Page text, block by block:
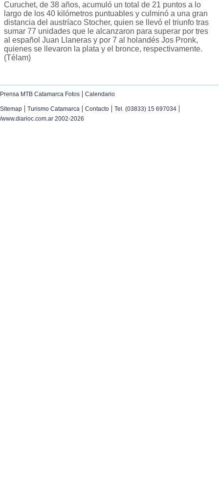
Curuchet, de 38 años, acumuló un total de 21 puntos a lo
largo de los 40 kilómetros puntuables y culminó a una gran
distancia del austríaco Stocher, quien se llevó el triunfo tras
sumar 77 unidades que le alcanzaron para superar por tres
al español Juan Llaneras y por 7 al holandés Jos Pronk,
quienes se llevaron la plata y el bronce, respectivamente.
(Télam)
Prensa MTB Catamarca Fotos | Calendario
Sitemap | Turismo Catamarca | Contacto | Tel. (03833) 15 697034 |
/www.diarioc.com.ar 2002-2026